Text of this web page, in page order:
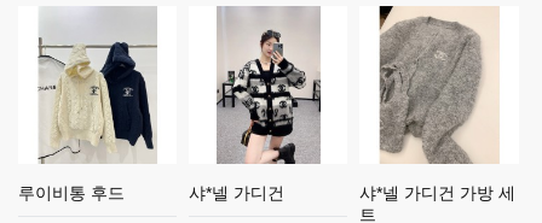
루이비통 후드 샤*넬 가디건
샤*넬 가디건 가방 세
트